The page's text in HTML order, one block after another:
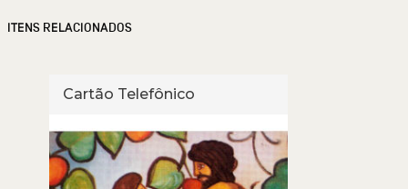
ITENS RELACIONADOS
Cartão Telefônico